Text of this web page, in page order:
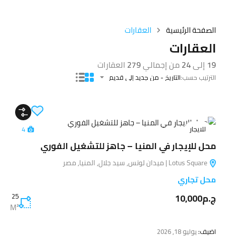
الصفحة الرئيسية العقارات
العقارات
19 إلى24من إجمالي279 العقارات
الترتيب حسب:التاريخ - من جديد إلى قديم
للايجار 4
محل للإيجار في المنيا – جاهز للتشغيل الفوري
محل تجاري
ج.م10,000 25
M²
اضيف:يوليو 18, 2026